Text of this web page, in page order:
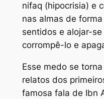
nifaq (hipocrisia) e
nas almas de
sentidos e alojar-
corrompê-lo e
Esse medo se
relatos dos
famosa fala de Ibn